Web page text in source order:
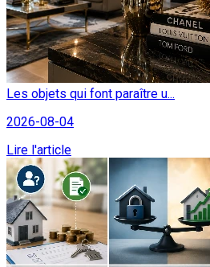
Les objets qui font paraître u...
2026-08-04
Lire l'article